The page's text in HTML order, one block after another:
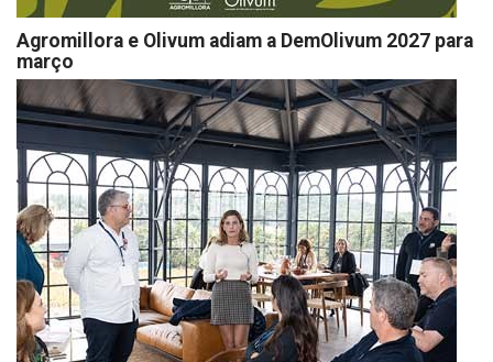
Agromillora e Olivum adiam a DemOlivum 2027 para
março